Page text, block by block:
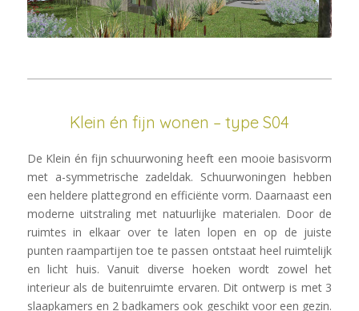
Klein én fijn wonen – type S04
De Klein én fijn schuurwoning heeft een mooie basisvorm
met a-symmetrische zadeldak. Schuurwoningen hebben
een heldere plattegrond en efficiënte vorm. Daarnaast een
moderne uitstraling met natuurlijke materialen. Door de
ruimtes in elkaar over te laten lopen en op de juiste
punten raampartijen toe te passen ontstaat heel ruimtelijk
en licht huis. Vanuit diverse hoeken wordt zowel het
interieur als de buitenruimte ervaren. Dit ontwerp is met 3
slaapkamers en 2 badkamers ook geschikt voor een gezin.